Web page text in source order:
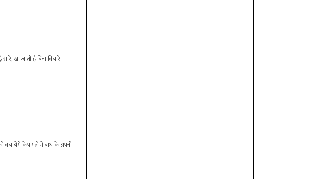
खा जाती है बिना बिचारे।"
बचायेंगे केप गले में बांध के अपनी